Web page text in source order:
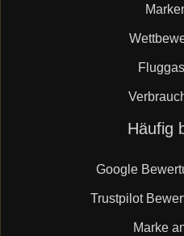
Häufig
Google
Trustpilot
Marke